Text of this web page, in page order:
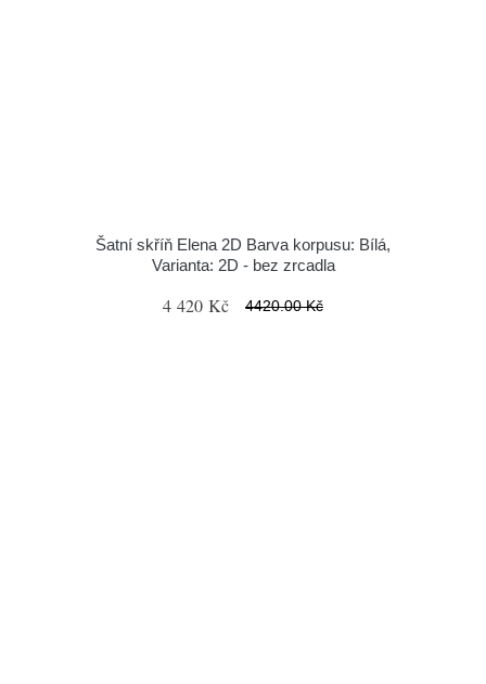
Šatní skříň Elena 2D Barva korpusu: Bílá,
Varianta: 2D - bez zrcadla
4 420 Kč 4420.00 Kč